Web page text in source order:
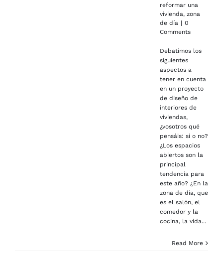
reformar una
vivienda, zona
de día | 0
Comments
Debatimos los
siguientes
aspectos a
tener en cuenta
en un proyecto
de diseño de
interiores de
viviendas,
¿vosotros qué
pensáis: sí o no?
¿Los espacios
abiertos son la
principal
tendencia para
este año? ¿En la
zona de día, que
es el salón, el
comedor y la
cocina, la vida...
Read More